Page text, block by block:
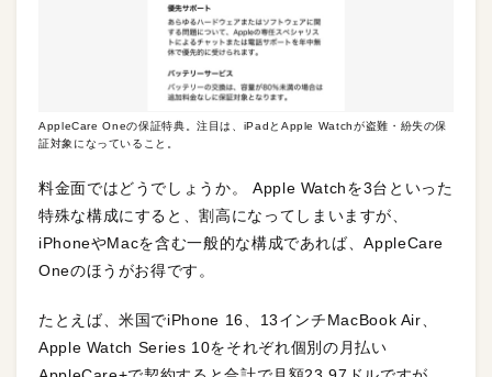
AppleCare Oneの保証特典。注目は、iPadとApple Watchが盗難・紛失の保
証対象になっていること。
料金面ではどうでしょうか。 Apple Watchを3台といった
特殊な構成にすると、割高になってしまいますが、
iPhoneやMacを含む一般的な構成であれば、AppleCare
Oneのほうがお得です。
たとえば、米国でiPhone 16、13インチMacBook Air、
Apple Watch Series 10をそれぞれ個別の月払い